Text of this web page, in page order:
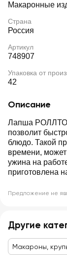
Макаронные
Страна
Россия
Артикул
748907
Упаковка от
42
Описание
Лапша
позволит
блюдо. Такой
времени, может
ужина на
приготовлена
Предложение не
Другие
Макароны,